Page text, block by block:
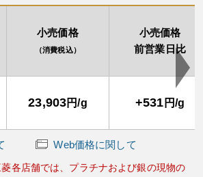
小売価格
（消費税込）
小売価格
前営業日比
23,903円/g +531 円/g
Web価格に関して
各店舗では、プラチナおよび銀の現物の